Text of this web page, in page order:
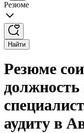
Резюме
Найти
Резюме
должность
аудиту в